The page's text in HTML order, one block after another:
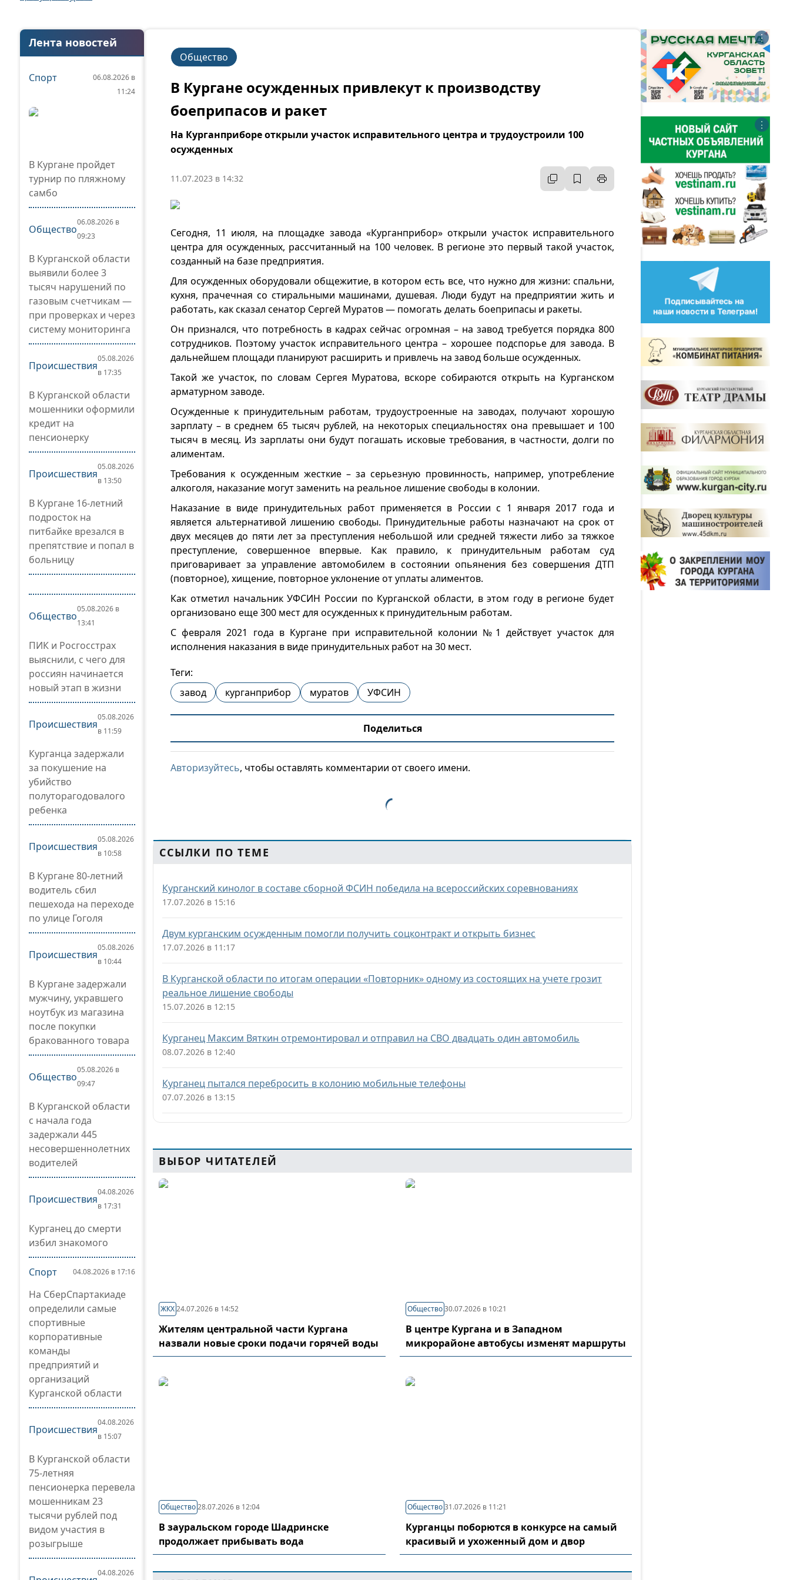
Лента новостей
Спорт
06.08.2026 в
11:24
В Кургане пройдет
турнир по пляжному
самбо
Общество
06.08.2026 в
09:23
В Курганской области
выявили более 3
тысяч нарушений по
газовым счетчикам —
при проверках и через
систему мониторинга
Происшествия
05.08.2026
в 17:35
В Курганской области
мошенники оформили
кредит на
пенсионерку
Происшествия
05.08.2026
в 13:50
В Кургане 16-летний
подросток на
питбайке врезался в
препятствие и попал в
больницу
Общество
05.08.2026 в
13:41
ПИК и Росгосстрах
выяснили, с чего для
россиян начинается
новый этап в жизни
Происшествия
05.08.2026
в 11:59
Курганца задержали
за покушение на
убийство
полуторагодовалого
ребенка
Происшествия
05.08.2026
в 10:58
В Кургане 80-летний
водитель сбил
пешехода на переходе
по улице Гоголя
Происшествия
05.08.2026
в 10:44
В Кургане задержали
мужчину, укравшего
ноутбук из магазина
после покупки
бракованного товара
Общество
05.08.2026 в
09:47
В Курганской области
с начала года
задержали 445
несовершеннолетних
водителей
Происшествия
04.08.2026
в 17:31
Курганец до смерти
избил знакомого
Спорт 04.08.2026 в 17:16
На СберСпартакиаде
определили самые
спортивные
корпоративные
команды
предприятий и
организаций
Курганской области
Происшествия
04.08.2026
в 15:07
В Курганской области
75-летняя
пенсионерка перевела
мошенникам 23
тысячи рублей под
видом участия в
розыгрыше
04.08.2026
Общество
В Кургане осужденных привлекут к производству
боеприпасов и ракет
На Курганприборе открыли участок исправительного центра и трудоустроили 100
осужденных
11.07.2023 в 14:32
Сегодня, 11 июля, на площадке завода «Курганприбор» открыли участок исправительного
центра для осужденных, рассчитанный на 100 человек. В регионе это первый такой участок,
созданный на базе предприятия.
Для осужденных оборудовали общежитие, в котором есть все, что нужно для жизни: спальни,
кухня, прачечная со стиральными машинами, душевая. Люди будут на предприятии жить и
работать, как сказал сенатор Сергей Муратов — помогать делать боеприпасы и ракеты.
Он признался, что потребность в кадрах сейчас огромная – на завод требуется порядка 800
сотрудников. Поэтому участок исправительного центра – хорошее подспорье для завода. В
дальнейшем площади планируют расширить и привлечь на завод больше осужденных.
Такой же участок, по словам Сергея Муратова, вскоре собираются открыть на Курганском
арматурном заводе.
Осужденные к принудительным работам, трудоустроенные на заводах, получают хорошую
зарплату – в среднем 65 тысяч рублей, на некоторых специальностях она превышает и 100
тысяч в месяц. Из зарплаты они будут погашать исковые требования, в частности, долги по
алиментам.
Требования к осужденным жесткие – за серьезную провинность, например, употребление
алкоголя, наказание могут заменить на реальное лишение свободы в колонии.
Наказание в виде принудительных работ применяется в России с 1 января 2017 года и
является альтернативой лишению свободы. Принудительные работы назначают на срок от
двух месяцев до пяти лет за преступления небольшой или средней тяжести либо за тяжкое
преступление, совершенное впервые. Как правило, к принудительным работам суд
приговаривает за управление автомобилем в состоянии опьянения без совершения ДТП
(повторное), хищение, повторное уклонение от уплаты алиментов.
Как отметил начальник УФСИН России по Курганской области, в этом году в регионе будет
организовано еще 300 мест для осужденных к принудительным работам.
С февраля 2021 года в Кургане при исправительной колонии №1 действует участок для
исполнения наказания в виде принудительных работ на 30 мест.
Теги:
завод
курганприбор муратов УФСИН
Поделиться
Авторизуйтесь, чтобы оставлять комментарии от своего имени.
ССЫЛКИ ПО ТЕМЕ
Курганский кинолог в составе сборной ФСИН победила на всероссийских соревнованиях
17.07.2026 в 15:16
Двум курганским осужденным помогли получить соцконтракт и открыть бизнес
17.07.2026 в 11:17
В Курганской области по итогам операции «Повторник» одному из состоящих на учете грозит
реальное лишение свободы
15.07.2026 в 12:15
Курганец Максим Вяткин отремонтировал и отправил на СВО двадцать один автомобиль
08.07.2026 в 12:40
Курганец пытался перебросить в колонию мобильные телефоны
07.07.2026 в 13:15
ВЫБОР ЧИТАТЕЛЕЙ
ЖКХ24.07.2026 в 14:52
Жителям центральной части Кургана
назвали новые сроки подачи горячей воды
Общество 30.07.2026 в 10:21
В центре Кургана и в Западном
микрорайоне автобусы изменят маршруты
Общество28.07.2026 в 12:04
В зауральском городе Шадринске
продолжает прибывать вода
Общество 31.07.2026 в 11:21
Курганцы поборются в конкурсе на самый
красивый и ухоженный дом и двор
⋮
⋮